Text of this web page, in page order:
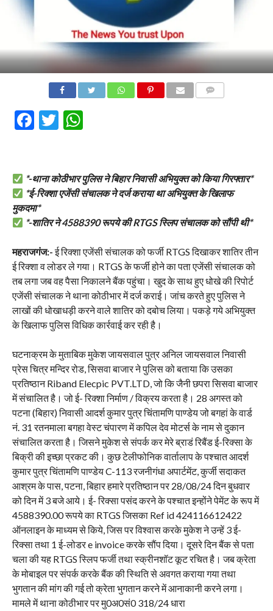
Facebook
Twitter
WhatsApp
*-थाना कोठीभार पुलिस ने बिहार निवासी अभियुक्त को किया गिरफ्तार*
*ई-रिक्शा एजेंसी संचालक ने दर्ज कराया था अभियुक्त के खिलाफ
मुकदमा*
*-शातिर ने 4588390 रूपये की RTGS स्लिप संचालक को सौंपी थी*
महराजगंज:-ई रिक्शा एजेंसी संचालक को फर्जी RTGS दिखाकर शातिर तीन
ई रिक्शा व लोडर ले गया। RTGS के फर्जी होने का पता एजेंसी संचालक को
तब लगा जब वह पैसा निकालने बैंक पहुंचा। खुद के साथ हुए धोखे की रिपोर्ट
एजेंसी संचालक ने थाना कोठीभार में दर्ज कराई। जांच करते हुए पुलिस ने
लाखों की धोखाधड़ी करने वाले शातिर को दबोच लिया। पकड़े गये अभियुक्त
के खिलाफ पुलिस विधिक कार्रवाई कर रही है।
घटनाक्रम के मुताबिक मुकेश जायसवाल पुत्र अनिल जायसवाल निवासी
प्रेस चित्र मन्दिर रोड, सिसवा बाजार ने पुलिस को बताया कि उसका
प्रतिष्ठान Riband Elecpic PVT.LTD, जो कि जैनी छपरा सिसवा बाजार
में संचालित है। जो ई- रिक्शा निर्माण / विक्रय करता है। 28 अगस्त को
पटना (बिहार) निवासी आदर्श कुमार पुत्र चिंतामणि पाण्डेय जो बगहां के वार्ड
नं. 31 रतनमाला बगहा वेस्ट चंपारण में कपिल देव मोटर्स के नाम से दुकान
संचालित करता है। जिसने मुकेश से संपर्क कर मेरे ब्राडं रिबैंड ई-रिक्सा के
बिक्री की इच्छा प्रकट की। कुछ टेलीफोनिक वार्तालाप के पश्चात आदर्श
कुमार पुत्र चिंतामणि पाण्डेय C-113 रजनीगंधा अपार्टमेंट, कुर्जी सदाकत
आश्रम के पास, पटना, बिहार हमारे प्रतिष्ठान पर 28/08/24 दिन बुधवार
को दिन में 3 बजे आये। ई- रिक्सा पसंद करने के पश्चात इन्होंने पेमेंट के रूप में
4588390.00 रूपये का RTGS जिसका Ref id 424116612422
ऑनलाइन के माध्यम से किये, जिस पर विश्वास करके मुकेश ने उन्हें 3 ई-
रिक्सा तथा 1 ई-लोडर e invoice करके सौंप दिया। दूसरे दिन बैंक से पता
चला की यह RTGS स्लिप फर्जी तथा स्क्रीनशॉट कूट रचित है। जब क्रेता
के मोबाइल पर संपर्क करके बैंक की स्थिति से अवगत कराया गया तथा
भुगतान की मांग की गई तो क्रेता भुगतान करने में आनाकानी करने लगा।
मामले में थाना कोठीभार पर मु0अ0सं0 318/24 धारा